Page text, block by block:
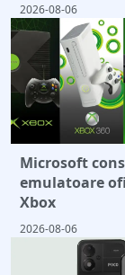
2026-08-06
Microsoft
emulatoare
Xbox
2026-08-06